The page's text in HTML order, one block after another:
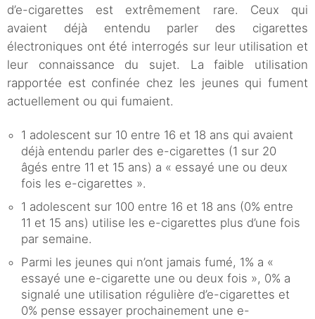
d’e-cigarettes est extrêmement rare. Ceux qui
avaient déjà entendu parler des cigarettes
électroniques ont été interrogés sur leur utilisation et
leur connaissance du sujet. La faible utilisation
rapportée est confinée chez les jeunes qui fument
actuellement ou qui fumaient.
1 adolescent sur 10 entre 16 et 18 ans qui avaient
déjà entendu parler des e-cigarettes (1 sur 20
âgés entre 11 et 15 ans) a « essayé une ou deux
fois les e-cigarettes ».
1 adolescent sur 100 entre 16 et 18 ans (0% entre
11 et 15 ans) utilise les e-cigarettes plus d’une fois
par semaine.
Parmi les jeunes qui n’ont jamais fumé, 1% a «
essayé une e-cigarette une ou deux fois », 0% a
signalé une utilisation régulière d’e-cigarettes et
0% pense essayer prochainement une e-